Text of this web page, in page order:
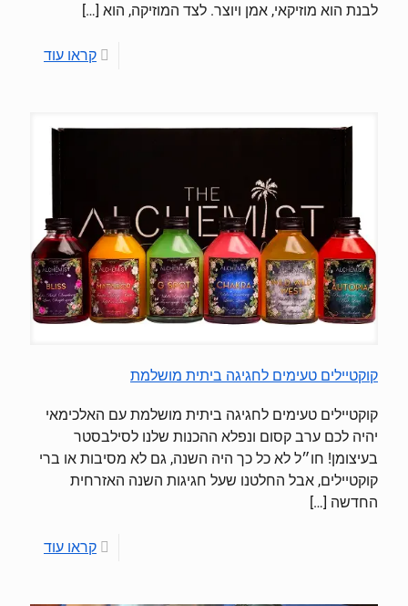
לבנת הוא מוזיקאי, אמן ויוצר. לצד המוזיקה, הוא […]
קראו עוד
קוקטיילים טעימים לחגיגה ביתית מושלמת
קוקטיילים טעימים לחגיגה ביתית מושלמת עם האלכימאי
יהיה לכם ערב קסום ונפלא ההכנות שלנו לסילבסטר
בעיצומן! חו״ל לא כל כך היה השנה, גם לא מסיבות או ברי
קוקטיילים, אבל החלטנו שעל חגיגות השנה האזרחית
החדשה […]
קראו עוד